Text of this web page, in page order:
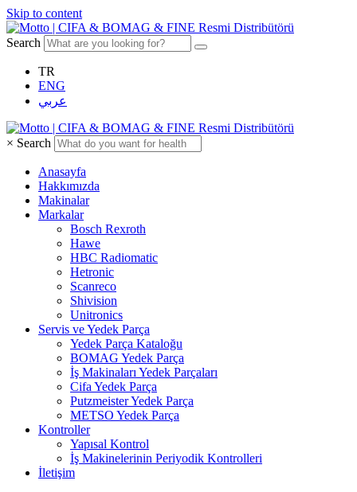
Skip to content
Search
TR
ENG
عربي
× Search
Anasayfa
Hakkımızda
Makinalar
Markalar
Bosch Rexroth
Hawe
HBC Radiomatic
Hetronic
Scanreco
Shivision
Unitronics
Servis ve Yedek Parça
Yedek Parça Kataloğu
BOMAG Yedek Parça
İş Makinaları Yedek Parçaları
Cifa Yedek Parça
Putzmeister Yedek Parça
METSO Yedek Parça
Kontroller
Yapısal Kontrol
İş Makinelerinin Periyodik Kontrolleri
İletişim